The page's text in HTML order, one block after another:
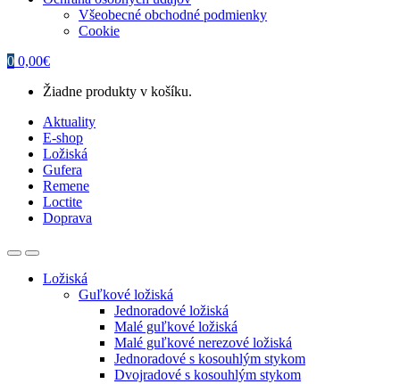
Všeobecné obchodné podmienky
Cookie
0 0,00€
Žiadne produkty v košíku.
Aktuality
E-shop
Ložiská
Gufera
Remene
Loctite
Doprava
Ložiská
Guľkové ložiská
Jednoradové ložiská
Malé guľkové ložiská
Malé guľkové nerezové ložiská
Jednoradové s kosouhlým stykom
Dvojradové s kosouhlým stykom